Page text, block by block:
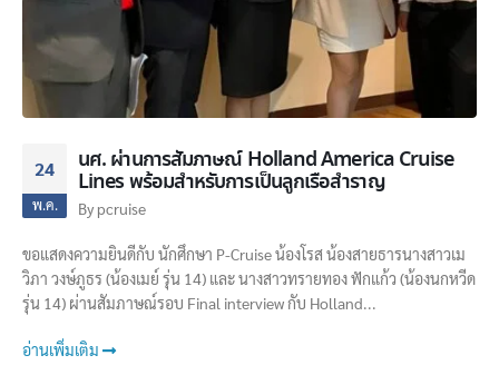
24
พ.ค.
นศ. ผ่านการสัมภาษณ์ Holland​ America​ Cruise​
Lines พร้อมสำหรับการเป็นลูกเรือสำราญ
By pcruise
ขอแสดงความยินดีกับ นักศึกษา P-Cruise น้องโรส​ น้องสายธาร​ นางสาวเม
วิภา วงษ์ภูธร (น้องเมย์ รุ่น 14)​ และ นางสาวทรายทอง ฟักแก้ว (น้องนกหวีด
รุ่น 14​) ผ่านสัมภาษณ์รอบ Final​ interview​ กับ Holland​...
อ่านเพิ่มเติม